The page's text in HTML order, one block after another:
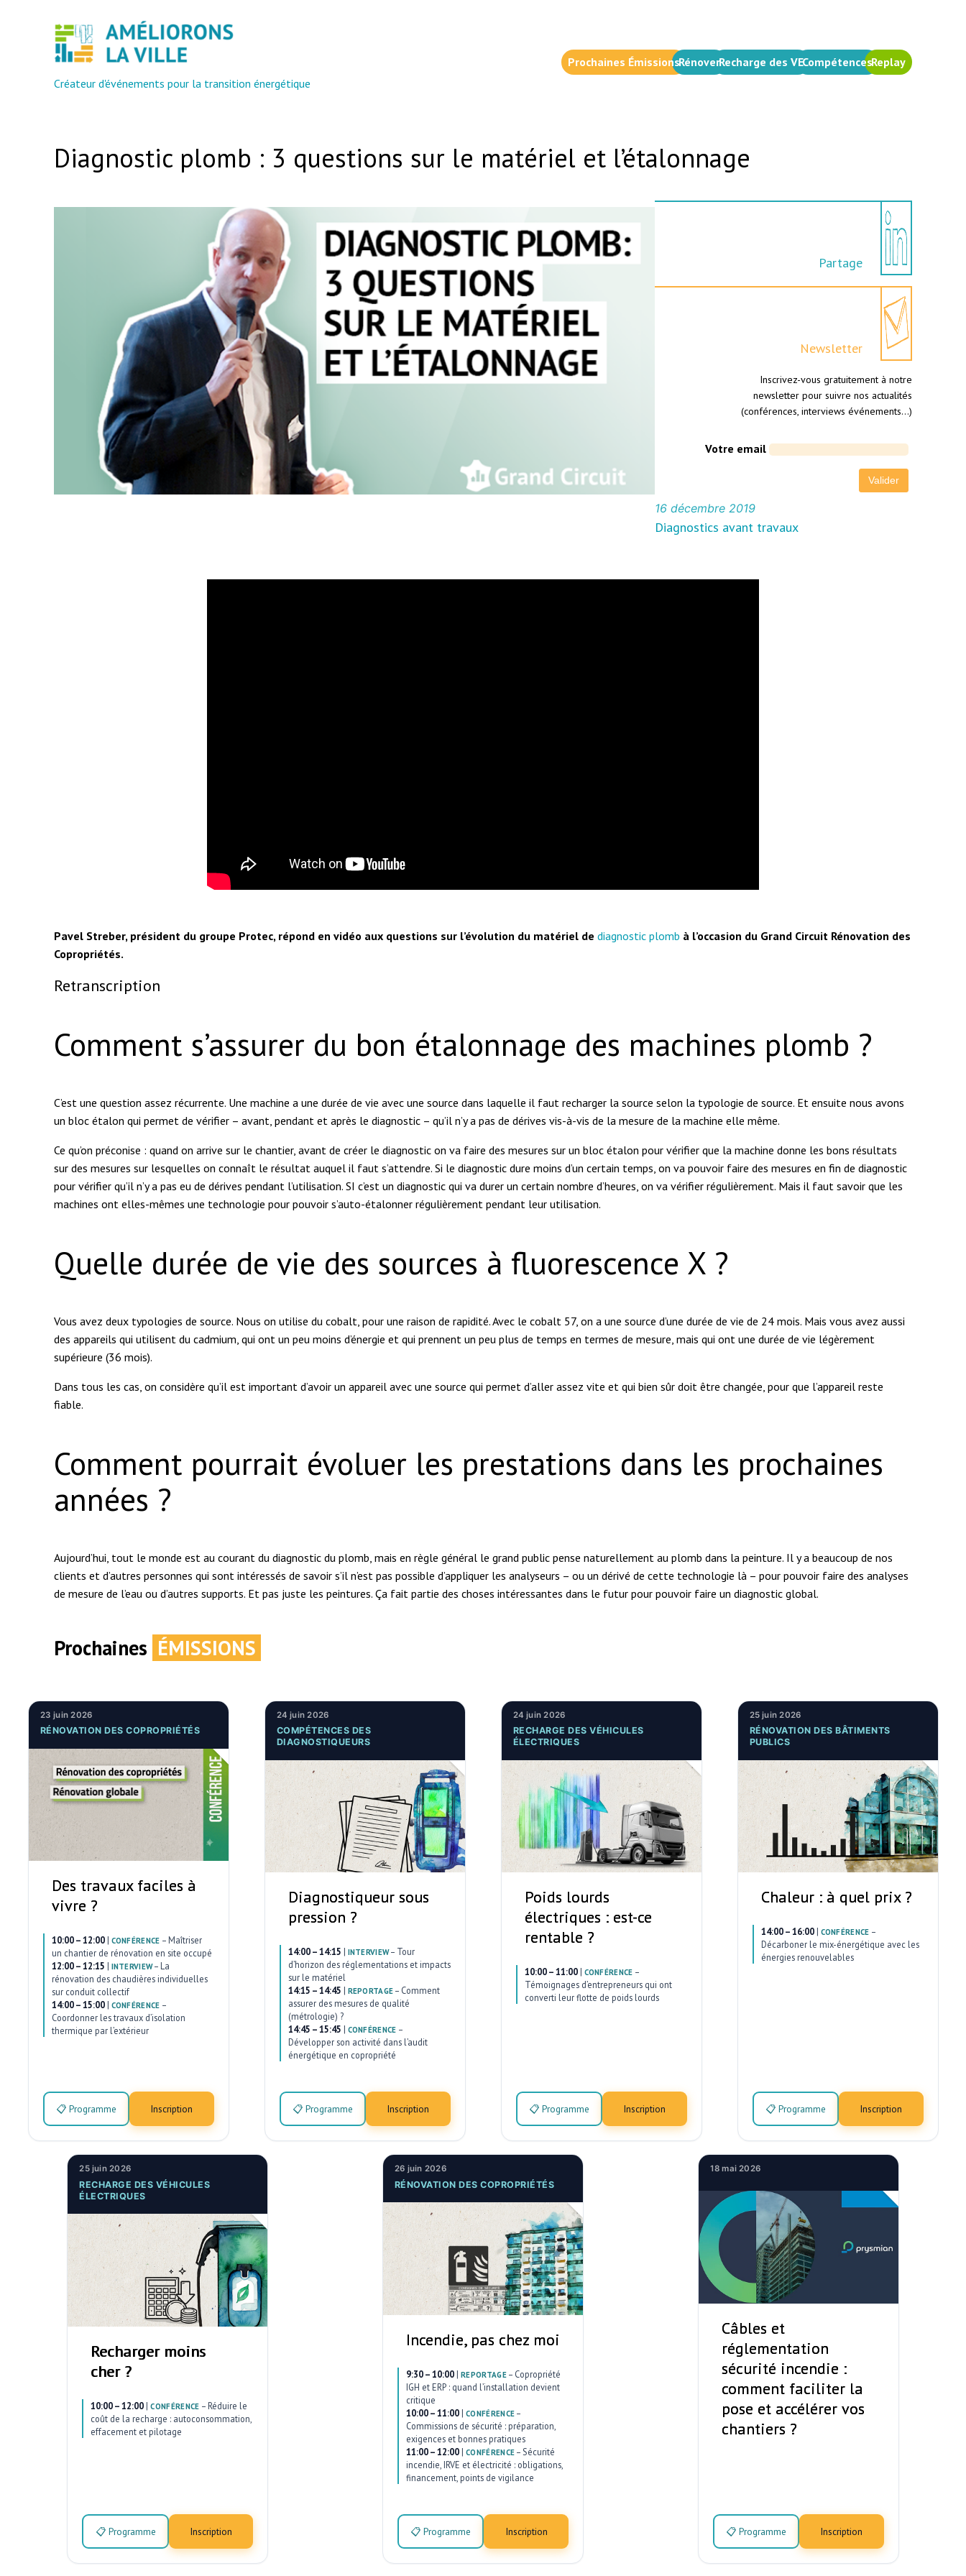
Créateur d'événements pour la transition énergétique
Prochaines ÉmissionsRénoverRecharge des VECompétencesReplay
Diagnostic plomb : 3 questions sur le matériel et l’étalonnage
Partage
Newsletter
Inscrivez-vous gratuitement à notre
newsletter pour suivre nos actualités
(conférences, interviews événements…)
Votre email
16 décembre 2019
Diagnostics avant travaux
Pavel Streber, président du groupe Protec, répond en vidéo aux questions sur l’évolution du matériel dediagnostic plomb à l’occasion du Grand Circuit Rénovation des
Copropriétés.
Retranscription
Comment s’assurer du bon étalonnage des machines plomb ?
C’est une question assez récurrente. Une machine a une durée de vie avec une source dans laquelle il faut recharger la source selon la typologie de source. Et ensuite nous avons
un bloc étalon qui permet de vérifier – avant, pendant et après le diagnostic – qu’il n’y a pas de dérives vis-à-vis de la mesure de la machine elle même.
Ce qu’on préconise : quand on arrive sur le chantier, avant de créer le diagnostic on va faire des mesures sur un bloc étalon pour vérifier que la machine donne les bons résultats
sur des mesures sur lesquelles on connaît le résultat auquel il faut s’attendre. Si le diagnostic dure moins d’un certain temps, on va pouvoir faire des mesures en fin de diagnostic
pour vérifier qu’il n’y a pas eu de dérives pendant l’utilisation. SI c’est un diagnostic qui va durer un certain nombre d’heures, on va vérifier régulièrement. Mais il faut savoir que les
machines ont elles-mêmes une technologie pour pouvoir s’auto-étalonner régulièrement pendant leur utilisation.
Quelle durée de vie des sources à fluorescence X ?
Vous avez deux typologies de source. Nous on utilise du cobalt, pour une raison de rapidité. Avec le cobalt 57, on a une source d’une durée de vie de 24 mois. Mais vous avez aussi
des appareils qui utilisent du cadmium, qui ont un peu moins d’énergie et qui prennent un peu plus de temps en termes de mesure, mais qui ont une durée de vie légèrement
supérieure (36 mois).
Dans tous les cas, on considère qu’il est important d’avoir un appareil avec une source qui permet d’aller assez vite et qui bien sûr doit être changée, pour que l’appareil reste
fiable.
Comment pourrait évoluer les prestations dans les prochaines
années ?
Aujourd’hui, tout le monde est au courant du diagnostic du plomb, mais en règle général le grand public pense naturellement au plomb dans la peinture. Il y a beaucoup de nos
clients et d’autres personnes qui sont intéressés de savoir s’il n’est pas possible d’appliquer les analyseurs – ou un dérivé de cette technologie là – pour pouvoir faire des analyses
de mesure de l’eau ou d’autres supports. Et pas juste les peintures. Ça fait partie des choses intéressantes dans le futur pour pouvoir faire un diagnostic global.
Prochaines ÉMISSIONS
23 juin 2026
RÉNOVATION DES COPROPRIÉTÉS
Des travaux faciles à
vivre ?
10:00 – 12:00| CONFÉRENCE – Maîtriser
un chantier de rénovation en site occupé
12:00 – 12:15 | INTERVIEW– La
rénovation des chaudières individuelles
sur conduit collectif
14:00 – 15:00| CONFÉRENCE –
Coordonner les travaux d’isolation
thermique par l’extérieur
📋 Programme Inscription
24 juin 2026
COMPÉTENCES DES
DIAGNOSTIQUEURS
Diagnostiqueur sous
pression ?
14:00 – 14:15 | INTERVIEW– Tour
d’horizon des réglementations et impacts
sur le matériel
14:15 – 14:45 | REPORTAGE – Comment
assurer des mesures de qualité
(métrologie) ?
14:45 – 15:45 | CONFÉRENCE –
Développer son activité dans l’audit
énergétique en copropriété
📋 Programme Inscription
24 juin 2026
RECHARGE DES VÉHICULES
ÉLECTRIQUES
Poids lourds
électriques : est-ce
rentable ?
10:00 – 11:00| CONFÉRENCE –
Témoignages d’entrepreneurs qui ont
converti leur flotte de poids lourds
📋 Programme Inscription
25 juin 2026
RÉNOVATION DES BÂTIMENTS
PUBLICS
Chaleur : à quel prix ?
14:00 – 16:00| CONFÉRENCE –
Décarboner le mix-énergétique avec les
énergies renouvelables
📋 Programme Inscription
25 juin 2026
RECHARGE DES VÉHICULES
ÉLECTRIQUES
Recharger moins
cher ?
10:00 – 12:00 |CONFÉRENCE – Réduire le
coût de la recharge : autoconsommation,
effacement et pilotage
📋 Programme Inscription
26 juin 2026
RÉNOVATION DES COPROPRIÉTÉS
Incendie, pas chez moi
9:30 – 10:00| REPORTAGE– Copropriété
IGH et ERP : quand l’installation devient
critique
10:00 – 11:00| CONFÉRENCE –
Commissions de sécurité : préparation,
exigences et bonnes pratiques
11:00 – 12:00| CONFÉRENCE –Sécurité
incendie, IRVE et électricité : obligations,
financement, points de vigilance
📋 Programme Inscription
18 mai 2026
Câbles et
réglementation
sécurité incendie :
comment faciliter la
pose et accélérer vos
chantiers ?
📋 Programme Inscription